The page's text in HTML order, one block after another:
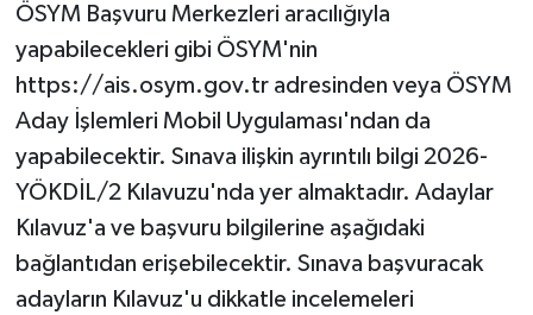
ÖSYM Başvuru Merkezleri aracılığıyla
yapabilecekleri gibi ÖSYM'nin
https://ais.osym.gov.tr adresinden veya ÖSYM
Aday İşlemleri Mobil Uygulaması'ndan da
yapabilecektir. Sınava ilişkin ayrıntılı bilgi 2026-
YÖKDİL/2 Kılavuzu'nda yer almaktadır. Adaylar
Kılavuz'a ve başvuru bilgilerine aşağıdaki
bağlantıdan erişebilecektir. Sınava başvuracak
adayların Kılavuz'u dikkatle incelemeleri